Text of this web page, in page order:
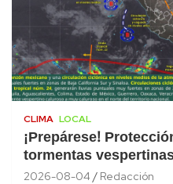
CLIMA LOCAL
¡Prepárese!
tormentas
2026-08-04 Redacción